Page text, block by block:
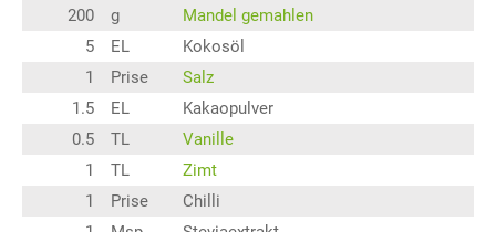
200 g
Mandel gemahlen
5
EL
Kokosöl
1
Prise
Salz
1.5
EL
Kakaopulver
0.5
TL
Vanille
1
TL
Zimt
1
Prise
Chilli